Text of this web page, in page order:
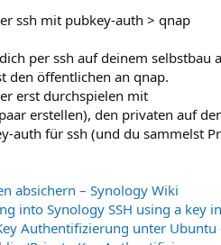
ssh mit pubkey-auth > qnap
per ssh auf deinem selbstbau
den öffentlichen an qnap.
erst durchspielen mit
erstellen), den privaten auf
auth für ssh (und du sammelst
absichern – Synology Wiki
into Synology SSH using a
Authentifizierung unter Ubuntu